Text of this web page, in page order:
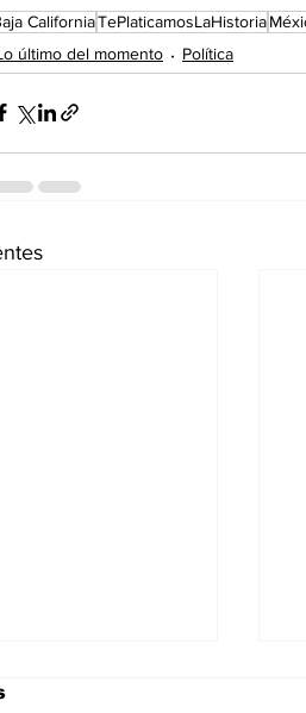
CaliforniaTePlaticamosLaHistoria
último del momento
Política